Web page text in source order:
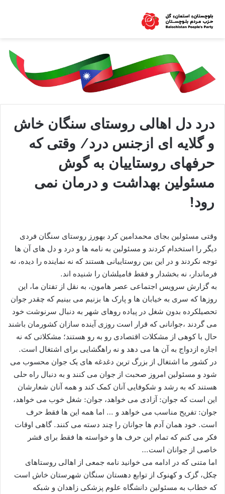
درد دل اهالی روستای سنگان خاش
و گلایه ای ازجنس درد/ وقتی که
حرفهای روستاییان به گوش
مسئولین بهداشت و درمان نمی
رود!
وقتی مسئولین بجای محمدامین کرد بهورز روستای سنگان فردی
دیگر را استخدام کردند و مسئولین به نامه ها و درد و دل های آن ها
توجه نکردند و در این بین روستاییانی هستند که نه نماینده را دیده، نه
فرماندار، نه بخشدار و فقط فامیلشان را شنیده اند.
به گزارش سرویس اجتماعی عصر هامون، به نقل از تفتان ما، این
روزها که سری به خیابان ها و پارک ها بزنیم می بینیم که چقدر جوان
تحصیلکرده بدون شغل در پیاده روهای شهر به دنبال سرنوشت خود
می گردند ،جوانانی که قرار است روزی آینده سازان کشورمان باشند
حال با کوهی از مشکلات اقتصادی رو به رو هستند؛ مشکلاتی که نه
اجازه ازدواج به آن ها می دهد و نه راهگشایی برای اشتغال است.
در کشور ما اشتغال از بزرگ ترین دغدغه های یک جوان محسوب می
شود و مسئولین امروز صحبت از جوان می کنند و به دنبال راه حلی
هستند که به رشد و شکوفایی آنان کمک کند و همه آنان شعارشان
این است که جوان: آزادی می خواهد، جوان: شغل خوب می خواهد،
جوان: تفریح مناسب می خواهد و … اما همه این ها فقط حرف
است. خود همان آدم ها جوانان را چند دسته می کنند. گاهی اوقات
فکر می کنم که تمام این حرف ها و خواسته ها فقط برای قشر
خاصی از جوانان است…
اما متنی که در ادامه می خوانید نامه جمعی از اهالی روستاهای
چکل، گزک و کهنوک از توابع دهستان سنگان شهرستان خاش است
که خطاب به مسئولین دانشگاه علوم پزشکی زاهدان و شبکه